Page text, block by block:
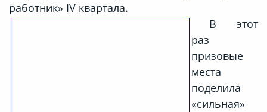
работник» IV квартала.
В этот
раз
призовые
места
поделила
«сильная»